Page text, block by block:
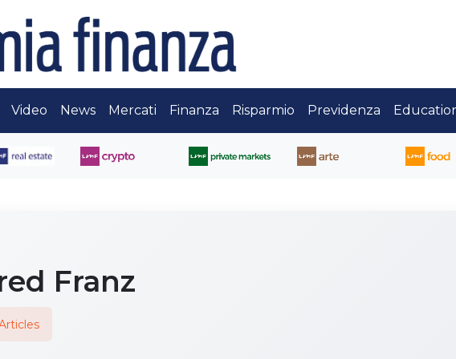
Video News Mercati Finanza Risparmio Previdenza
Franz